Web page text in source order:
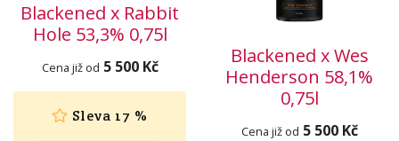
Blackened x Rabbit
Hole 53,3% 0,75l
Cena již od 5 500 Kč
Sleva 17 %
Blackened x Wes
Henderson 58,1%
0,75l
Cena již od 5 500 Kč